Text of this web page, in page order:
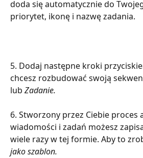
doda się automatycznie do
priorytet, ikonę i nazwę zadania.
5. Dodaj następne kroki
chcesz rozbudować swoją
lub Zadanie.
6. Stworzony przez Ciebie proces
wiadomości i zadań możesz
wiele razy w tej formie. Aby to
jako szablon.